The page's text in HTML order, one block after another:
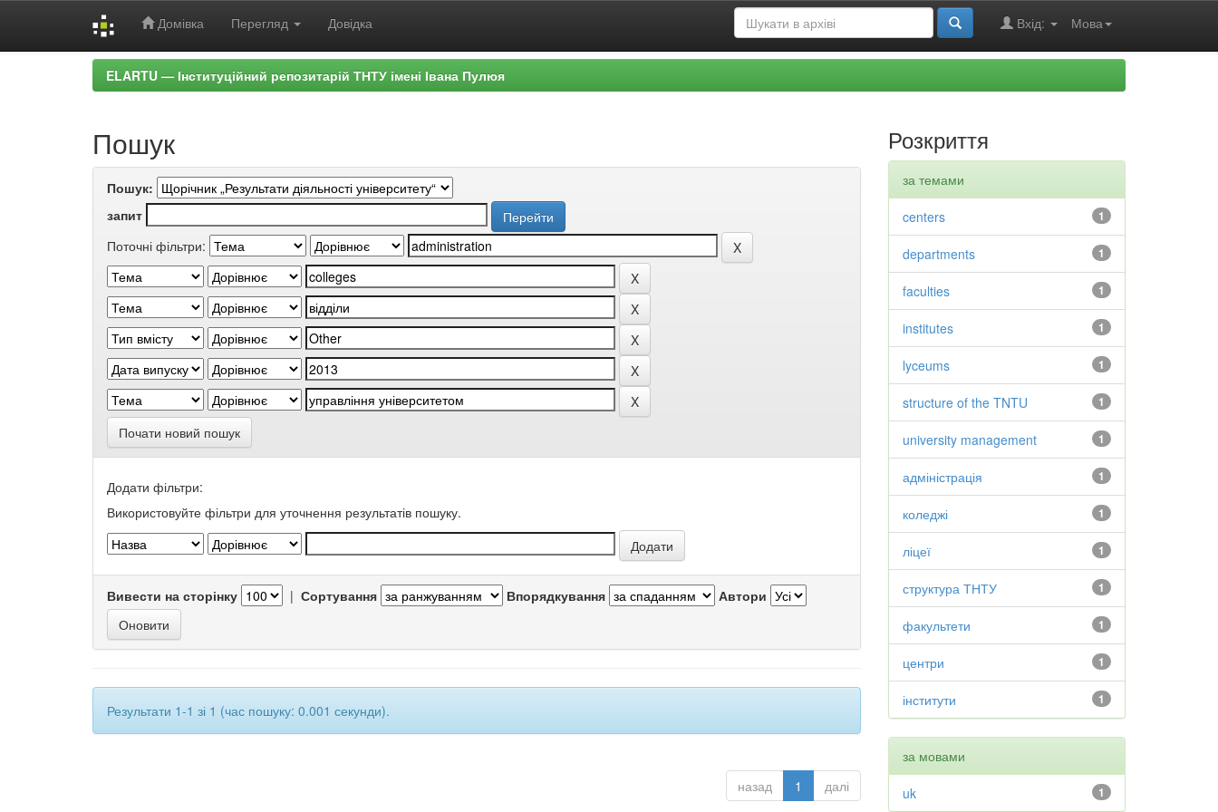
Домівка Перегляд Довідка Мова
Вхід:
ELARTU — Інституційний репозитарій ТНТУ імені Івана Пулюя
Пошук
Пошук:
запит
Поточні фільтри:
Почати новий пошук
Додати фільтри:
Використовуйте фільтри для уточнення результатів пошуку.
Вивести на сторінку | Сортування Впорядкування Автори
Результати 1-1 зі 1 (час пошуку: 0.001 секунди).
назад 1 далі
Розкриття
за темами
1
centers
1
departments
1
faculties
1
institutes
1
lyceums
1
structure of the TNTU
1
university management
1
адміністрація
1
коледжі
1
ліцеї
1
структура ТНТУ
1
факультети
1
центри
1
інститути
за мовами
1
uk